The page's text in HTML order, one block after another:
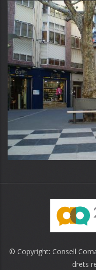
© Copyright: Consell
drets